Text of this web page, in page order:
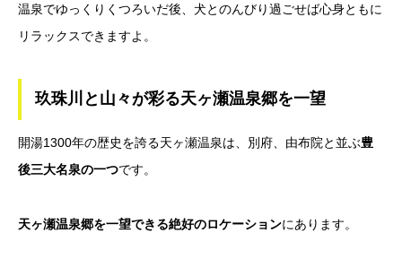
温泉でゆっくりくつろいだ後、犬とのんびり過ごせば心身ともに
リラックスできますよ。
玖珠川と山々が彩る天ヶ瀬温泉郷を一望
開湯1300年の歴史を誇る天ヶ瀬温泉は、別府、由布院と並ぶ豊
後三大名泉の一つです。
天ヶ瀬温泉郷を一望できる絶好のロケーションにあります。